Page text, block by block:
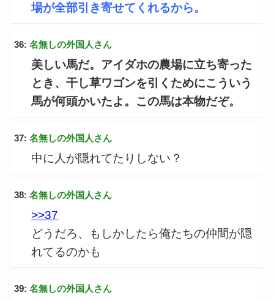
場が全部引き寄せてくれるから。
36: 名無しの外国人さん
美しい馬だ。アイダホの農場に立ち寄った
とき、干し草ワゴンを引くためにこういう
馬が何頭かいたよ。この馬は本物だぞ。
37: 名無しの外国人さん
中に人が隠れてたりしない？
38: 名無しの外国人さん
>>37
どうだろ、もしかしたら俺たちの仲間が隠
れてるのかも
39: 名無しの外国人さん